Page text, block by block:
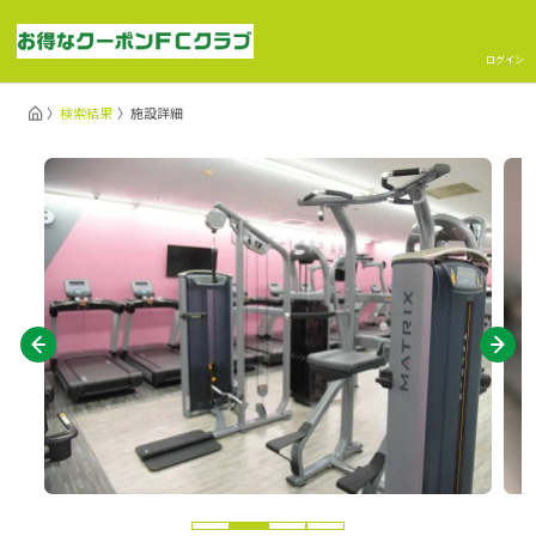
ログイン
検索結果 施設詳細